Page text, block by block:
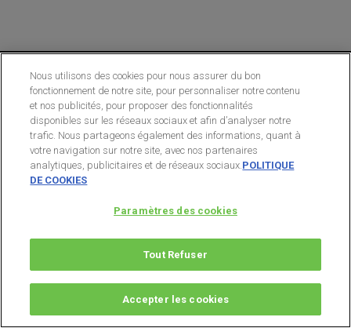
NOS NEWSLETTERS
Email :
La Chronique Agora
Agora Bourse
Les partenaires des Publications
Nous utilisons des cookies pour nous assurer du bon
fonctionnement de notre site, pour personnaliser notre contenu
et nos publicités, pour proposer des fonctionnalités
disponibles sur les réseaux sociaux et afin d’analyser notre
trafic. Nous partageons également des informations, quant à
votre navigation sur notre site, avec nos partenaires
analytiques, publicitaires et de réseaux sociaux.POLITIQUE
DE COOKIES
Paramètres des cookies
Tout Refuser
Accepter les cookies